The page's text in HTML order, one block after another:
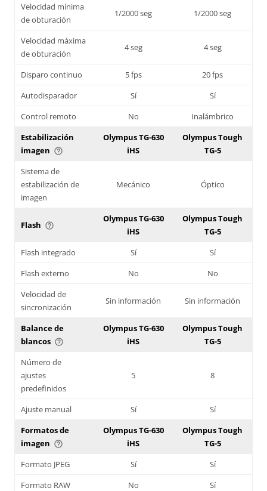
Velocidad mínima
de obturación
1/2000 seg 1/2000 seg
Velocidad máxima
de obturación
4 seg 4 seg
Disparo continuo 5 fps
20 fps
Autodisparador
Sí
Sí
Control remoto
No
Inalámbrico
Estabilización
imagen help_outline
Olympus TG-630
iHS
Olympus Tough
TG-5
Sistema de
estabilización de
imagen
Mecánico Óptico
Flash help_outline
Olympus TG-630
iHS
Olympus Tough
TG-5
Flash integrado
Sí
Sí
Flash externo
No
No
Velocidad de
sincronización
Sin información Sin información
Balance de
blancos help_outline
Olympus TG-630
iHS
Olympus Tough
TG-5
Número de
ajustes
predefinidos
5 8
Ajuste manual Sí
Sí
Formatos de
imagen help_outline
Olympus TG-630
iHS
Olympus Tough
TG-5
Formato JPEG
Sí
Sí
Formato RAW
No Sí